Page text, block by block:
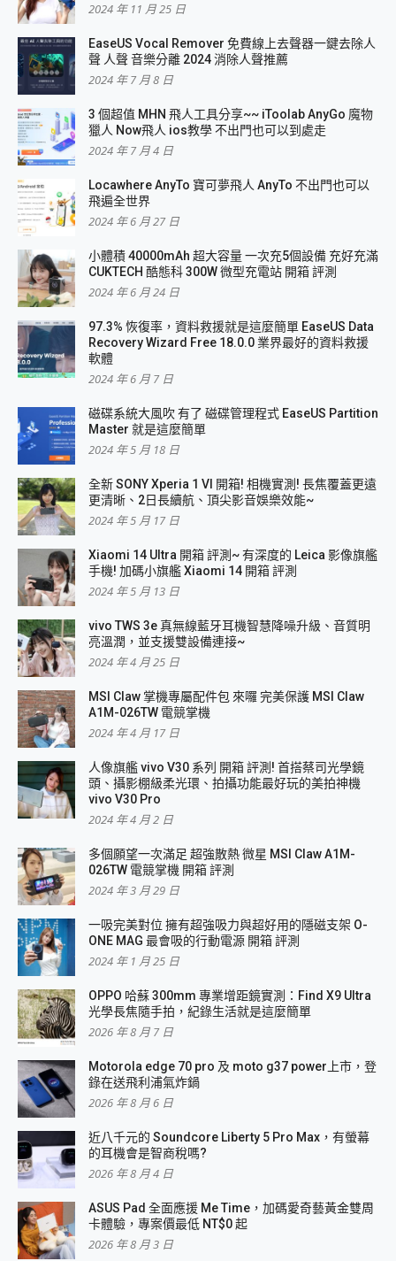
2024 年 11 月 25 日
EaseUS Vocal Remover 免費線上去聲器一鍵去除人
聲 人聲 音樂分離 2024 消除人聲推薦
2024 年 7 月 8 日
3 個超值 MHN 飛人工具分享~~ iToolab AnyGo 魔物
獵人 Now飛人 ios教學 不出門也可以到處走
2024 年 7 月 4 日
Locawhere AnyTo 寶可夢飛人 AnyTo 不出門也可以
飛遍全世界
2024 年 6 月 27 日
小體積 40000mAh 超大容量 一次充5個設備 充好充滿
CUKTECH 酷態科 300W 微型充電站 開箱 評測
2024 年 6 月 24 日
97.3% 恢復率，資料救援就是這麼簡單 EaseUS Data
Recovery Wizard Free 18.0.0 業界最好的資料救援
軟體
2024 年 6 月 7 日
磁碟系統大風吹 有了 磁碟管理程式 EaseUS Partition
Master 就是這麼簡單
2024 年 5 月 18 日
全新 SONY Xperia 1 VI 開箱! 相機實測! 長焦覆蓋更遠
更清晰、2日長續航、頂尖影音娛樂效能~
2024 年 5 月 17 日
Xiaomi 14 Ultra 開箱 評測~ 有深度的 Leica 影像旗艦
手機! 加碼小旗艦 Xiaomi 14 開箱 評測
2024 年 5 月 13 日
vivo TWS 3e 真無線藍牙耳機智慧降噪升級、音質明
亮溫潤，並支援雙設備連接~
2024 年 4 月 25 日
MSI Claw 掌機專屬配件包 來囉 完美保護 MSI Claw
A1M-026TW 電競掌機
2024 年 4 月 17 日
人像旗艦 vivo V30 系列 開箱 評測! 首搭蔡司光學鏡
頭、攝影棚級柔光環、拍攝功能最好玩的美拍神機
vivo V30 Pro
2024 年 4 月 2 日
多個願望一次滿足 超強散熱 微星 MSI Claw A1M-
026TW 電競掌機 開箱 評測
2024 年 3 月 29 日
一吸完美對位 擁有超強吸力與超好用的隱磁支架 O-
ONE MAG 最會吸的行動電源 開箱 評測
2024 年 1 月 25 日
OPPO 哈蘇 300mm 專業增距鏡實測：Find X9 Ultra
光學長焦隨手拍，紀錄生活就是這麼簡單
2026 年 8 月 7 日
Motorola edge 70 pro 及 moto g37 power上市，登
錄在送飛利浦氣炸鍋
2026 年 8 月 6 日
近八千元的 Soundcore Liberty 5 Pro Max，有螢幕
的耳機會是智商稅嗎?
2026 年 8 月 4 日
ASUS Pad 全面應援 Me Time，加碼愛奇藝黃金雙周
卡體驗，專案價最低 NT$0 起
2026 年 8 月 3 日